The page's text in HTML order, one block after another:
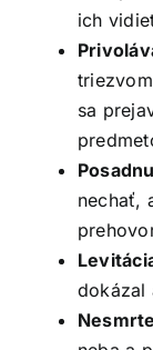
ich
sa
nechať,
dokázal